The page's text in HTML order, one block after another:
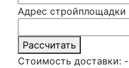
Адрес стройплощадки
Рассчитать
Стоимость доставки: -